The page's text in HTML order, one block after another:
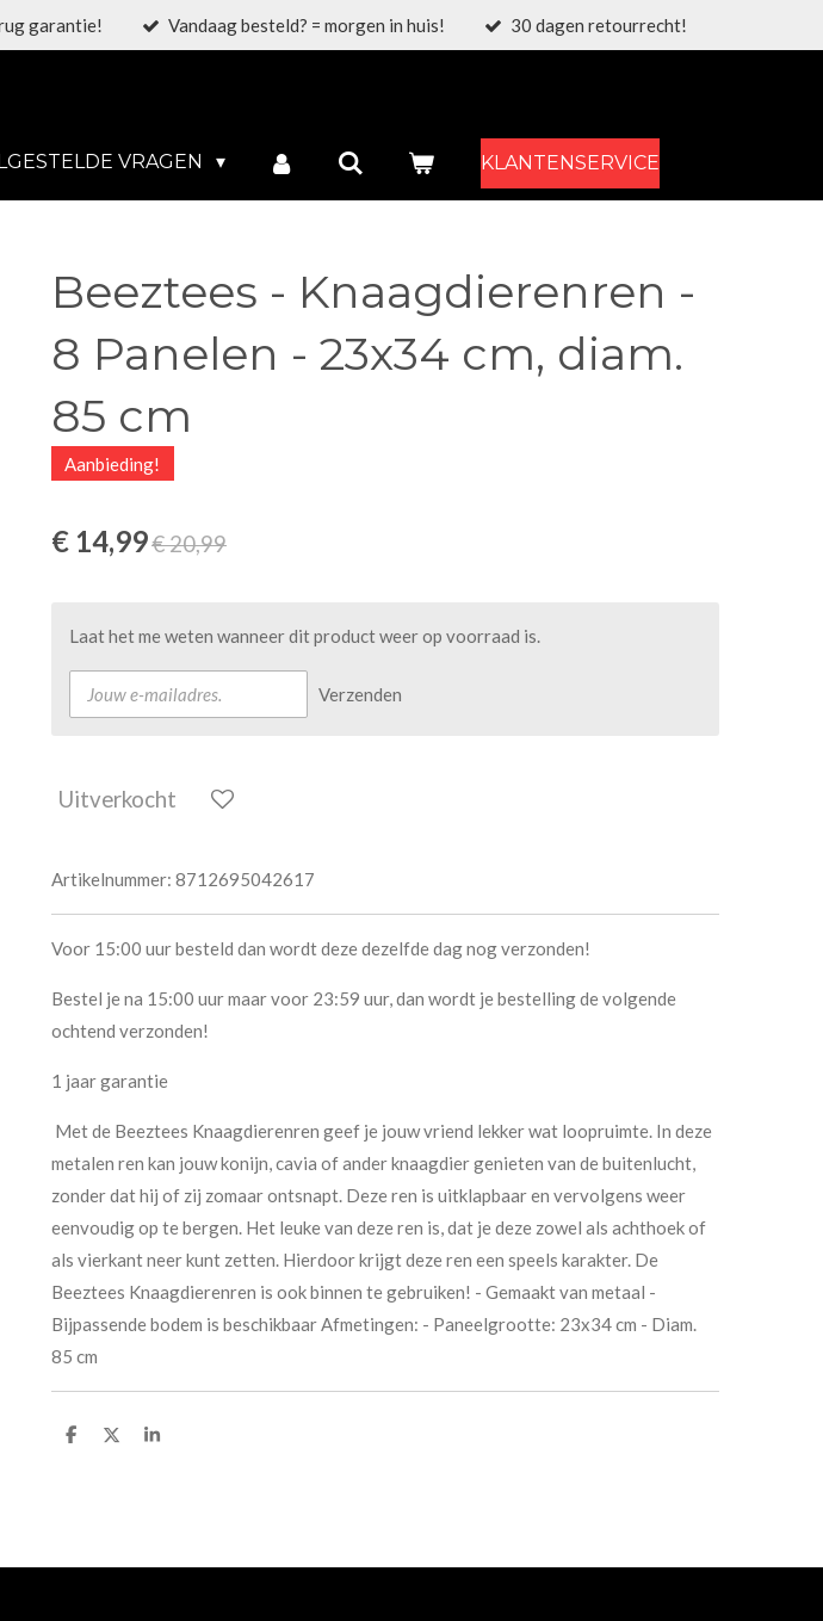
garantie! Vandaag besteld? = morgen in huis! 30 dagen retourrecht!
VRAGEN KLANTENSERVICE
Beeztees - Knaagdierenren -
8 Panelen - 23x34 cm, diam.
85 cm
Aanbieding!
€ 14,99€ 20,99
Laat het me weten wanneer dit product weer op voorraad is.
Verzenden
Uitverkocht
Artikelnummer: 8712695042617
Voor 15:00 uur besteld dan wordt deze dezelfde dag nog verzonden!
Bestel je na 15:00 uur maar voor 23:59 uur, dan wordt je bestelling de volgende
ochtend verzonden!
1 jaar garantie
Met de Beeztees Knaagdierenren geef je jouw vriend lekker wat loopruimte. In deze
metalen ren kan jouw konijn, cavia of ander knaagdier genieten van de buitenlucht,
zonder dat hij of zij zomaar ontsnapt. Deze ren is uitklapbaar en vervolgens weer
eenvoudig op te bergen. Het leuke van deze ren is, dat je deze zowel als achthoek of
als vierkant neer kunt zetten. Hierdoor krijgt deze ren een speels karakter. De
Beeztees Knaagdierenren is ook binnen te gebruiken! - Gemaakt van metaal -
Bijpassende bodem is beschikbaar Afmetingen: - Paneelgrootte: 23x34 cm - Diam.
85 cm
D
D
S